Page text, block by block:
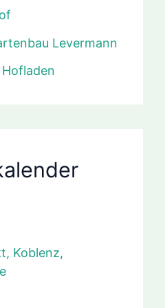
Levermann
Koblenz,